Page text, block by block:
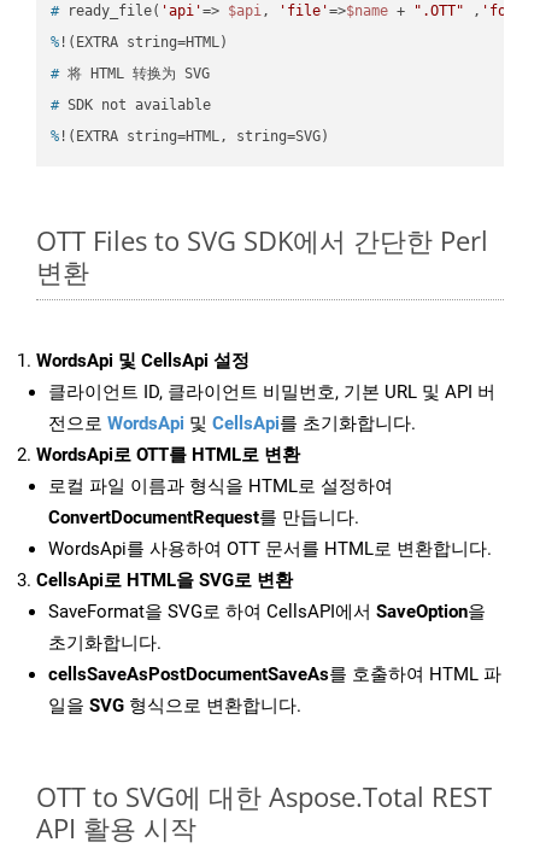
# ready_file( 'api'=> $api, 'file'=>$name + ".OTT" ,
% !(EXTRA string=HTML)
# 将 HTML 转换为 SVG
# SDK not available
% !(EXTRA string=HTML, string=SVG)
OTT Files to SVG SDK에서 간단한 Perl
변환
WordsApi 및 CellsApi 설정
클라이언트 ID, 클라이언트 비밀번호, 기본 URL 및 API 버
전으로 WordsApi 및 CellsApi를 초기화합니다.
WordsApi로 OTT를 HTML로 변환
로컬 파일 이름과 형식을 HTML로 설정하여
ConvertDocumentRequest를 만듭니다.
WordsApi를 사용하여 OTT 문서를 HTML로 변환합니다.
CellsApi로 HTML을 SVG로 변환
SaveFormat을 SVG로 하여 CellsAPI에서 SaveOption을
초기화합니다.
cellsSaveAsPostDocumentSaveAs를 호출하여 HTML 파
일을 SVG 형식으로 변환합니다.
OTT to SVG에 대한 Aspose.Total REST
API 활용 시작